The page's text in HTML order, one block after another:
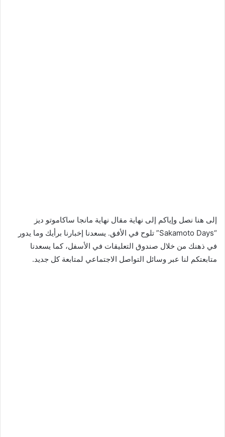
إلى هنا نصل وإياكم إلى نهاية مقال نهاية مانجا ساكاموتو ديز
“Sakamoto Days” تلوح في الأفق. يسعدنا إخبارنا برأيك وما يدور
في ذهنك من خلال صندوق التعليقات في الأسفل، كما يسعدنا
متابعتكم لنا عبر وسائل التواصل الاجتماعي لمتابعة كل جديد.